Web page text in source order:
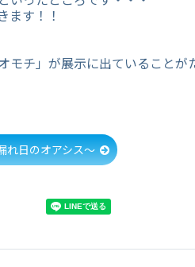
ます！！
モチ」が展示に出ていることが
れ日のオアシス～